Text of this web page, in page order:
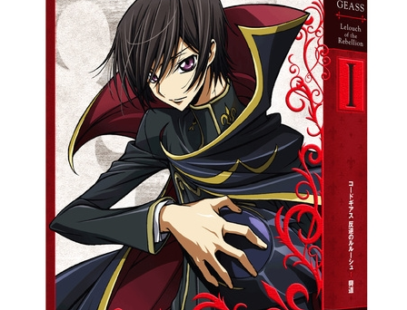
ト：桑島法子カルメン９９：井上喜
久子ミハエル・ギャレット：保志総
一朗レイ・ラングレン：櫻井孝宏ジ
ョシュア・ラングレン：野田順子フ
ァサリナ：倉田雅世メリッサ：斎藤
千和カロッサ：大本眞基子ウー：真
殿光昭ガドヴェド：岸野一彦カギ爪
の男：堀内賢雄プリシラ：千葉紗子
スタッフ監督：谷口悟朗脚本：倉田
英之キャラクターデザイン：木村貴
宏イメージリーダー：まさひろ山根
助監督：久城りおんメインメカデザ
イン：反田誠二デザインワークス：
寺岡賢司３Dディレクター：渡辺哲也
色彩設定：岩沢れい子美術監督：前